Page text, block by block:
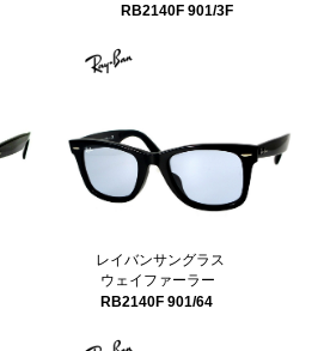
RB2140F 901/3F
レイバンサングラス
ウェイファーラー
RB2140F 901/64